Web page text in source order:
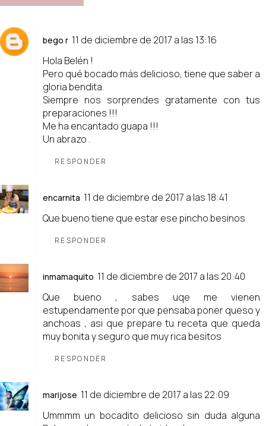
bego r 11 de diciembre de 2017 a las 13:16
Hola Belén !
Pero qué bocado más delicioso, tiene que saber a
gloria bendita.
Siempre nos sorprendes gratamente con tus
preparaciones !!!
Me ha encantado guapa !!!
Un abrazo .
RESPONDER
encarnita 11 de diciembre de 2017 a las 18:41
Que bueno tiene que estar ese pincho.besinos
RESPONDER
inmamaquito 11 de diciembre de 2017 a las 20:40
Que bueno , sabes uqe me vienen
estupendamente por que pensaba poner queso y
anchoas , asi que prepare tu receta que queda
muy bonita y seguro que muy rica besitos
RESPONDER
marijose 11 de diciembre de 2017 a las 22:09
Ummmm un bocadito delicioso sin duda alguna